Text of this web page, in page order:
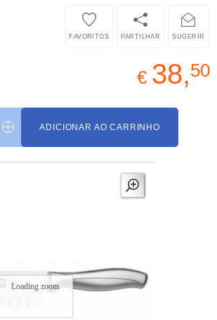
SUGERIR
PARTILHAR
FAVORITOS
€ 38,50
ADICIONAR AO CARRINHO
Loading zoom